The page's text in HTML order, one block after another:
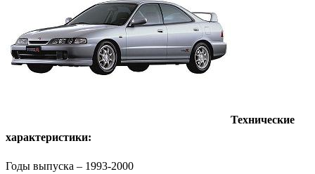
Технические
характеристики:
Годы выпуска – 1993-2000